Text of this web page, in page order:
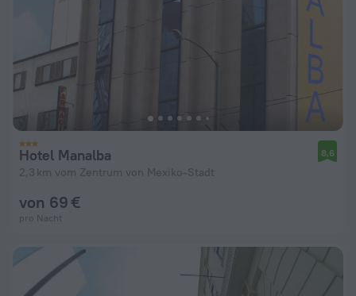
Hotel Manalba
2,3 km vom Zentrum von Mexiko-Stadt
8,6
von 69 €
pro Nacht